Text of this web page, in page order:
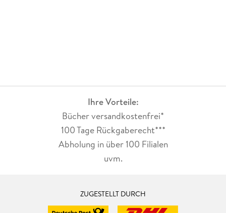
Ihre Vorteile:
Bücher versandkostenfrei*
100 Tage Rückgaberecht***
Abholung in über 100 Filialen
uvm.
ZUGESTELLT DURCH